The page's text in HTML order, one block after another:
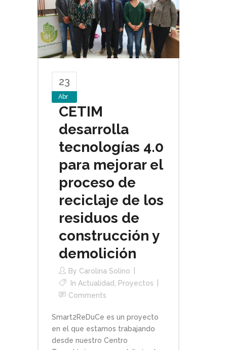
23
Abr
CETIM
desarrolla
tecnologías 4.0
para mejorar el
proceso de
reciclaje de los
residuos de
construcción y
demolición
By Carolina Solino
In Actualidad, Proyectos
Comments
Smart2ReDuCe es un proyecto
en el que estamos trabajando
desde nuestro Centro